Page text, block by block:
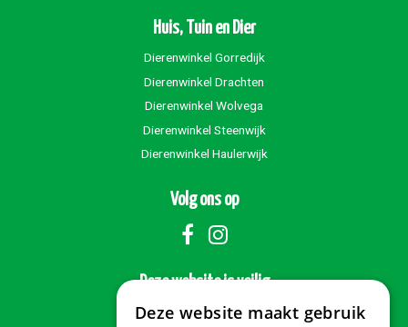
Huis, Tuin en Dier
Dierenwinkel Gorredijk
Dierenwinkel Drachten
Dierenwinkel Wolvega
Dierenwinkel Steenwijk
Dierenwinkel Haulerwijk
Volg ons op
Deze website is veilig
Deze website maakt gebruik